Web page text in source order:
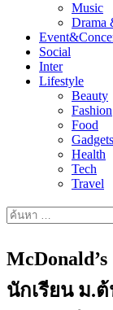
Music
Drama
Social
Inter
Lifestyle
Beauty
Fashion
Food
Gadgets
Health
Tech
Travel
ค้นหา
นักเรียน ม.ต้